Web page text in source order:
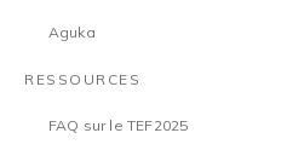
Aguka
RESSOURCES
FAQ sur le TEF2025